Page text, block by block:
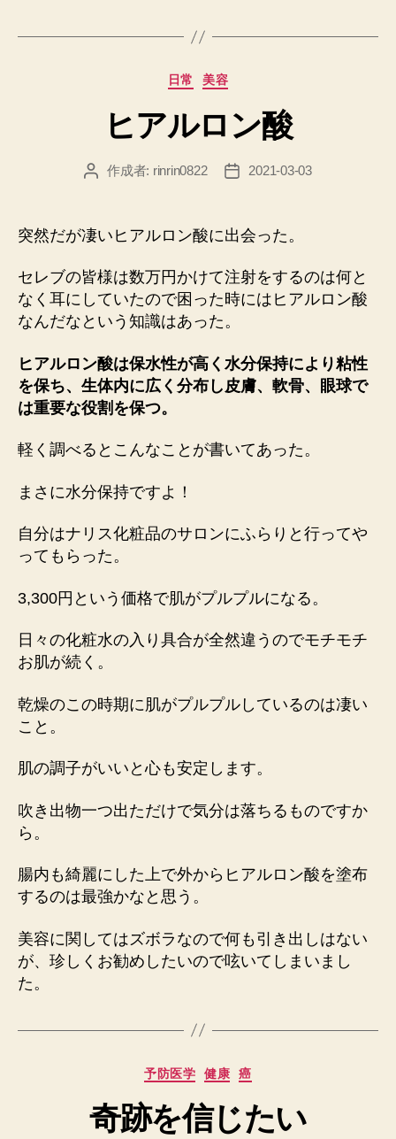
カ
ゴ
リ
日常 美容
ヒアルロン酸
投 作成者: rinrin0822
投
2021-03-03
突然だが凄いヒアルロン酸に出会った。
セレブの皆様は数万円かけて注射をするのは何と
なく耳にしていたので困った時にはヒアルロン酸
なんだなという知識はあった。
ヒアルロン酸は保水性が高く水分保持により粘性
を保ち、生体内に広く分布し皮膚、軟骨、眼球で
は重要な役割を保つ。
軽く調べるとこんなことが書いてあった。
まさに水分保持ですよ！
自分はナリス化粧品のサロンにふらりと行ってや
ってもらった。
3,300円という価格で肌がプルプルになる。
日々の化粧水の入り具合が全然違うのでモチモチ
お肌が続く。
乾燥のこの時期に肌がプルプルしているのは凄い
こと。
肌の調子がいいと心も安定します。
吹き出物一つ出ただけで気分は落ちるものですか
ら。
腸内も綺麗にした上で外からヒアルロン酸を塗布
するのは最強かなと思う。
美容に関してはズボラなので何も引き出しはない
が、珍しくお勧めしたいので呟いてしまいまし
た。
カ
ゴ
リ
予防医学 健康 癌
奇跡を信じたい